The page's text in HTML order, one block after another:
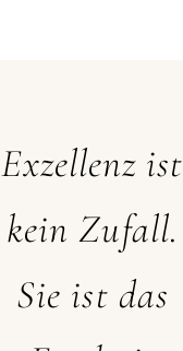
Exzellenz ist
kein Zufall.
Sie ist das